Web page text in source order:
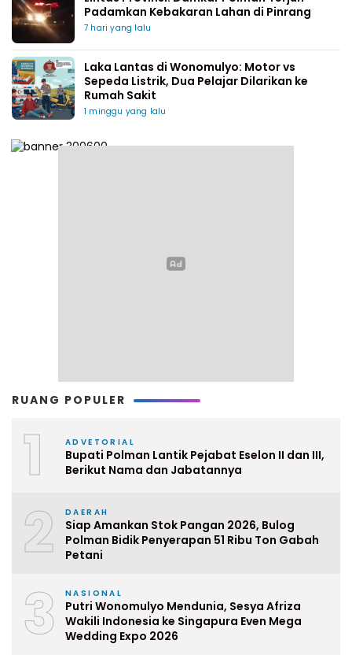
Padamkan Kebakaran Lahan di Pinrang
7 hari yang lalu
Laka Lantas di Wonomulyo: Motor vs
Sepeda Listrik, Dua Pelajar Dilarikan ke
Rumah Sakit
1 minggu yang lalu
RUANG POPULER
1 ADVETORIAL
Bupati Polman Lantik Pejabat Eselon II dan III,
Berikut Nama dan Jabatannya
2 DAERAH
Siap Amankan Stok Pangan 2026, Bulog
Polman Bidik Penyerapan 51 Ribu Ton Gabah
Petani
3 NASIONAL
Putri Wonomulyo Mendunia, Sesya Afriza
Wakili Indonesia ke Singapura Even Mega
Wedding Expo 2026